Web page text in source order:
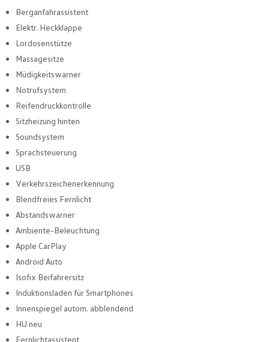
Berganfahrassistent
Elektr. Heckklappe
Lordosenstütze
Massagesitze
Müdigkeitswarner
Notrufsystem
Reifendruckkontrolle
Sitzheizung hinten
Soundsystem
Sprachsteuerung
USB
Verkehrszeichenerkennung
Blendfreies Fernlicht
Abstandswarner
Ambiente-Beleuchtung
Apple CarPlay
Android Auto
Isofix Beifahrersitz
Induktionsladen für Smartphones
Innenspiegel autom. abblendend
HU neu
Fernlichtassistent